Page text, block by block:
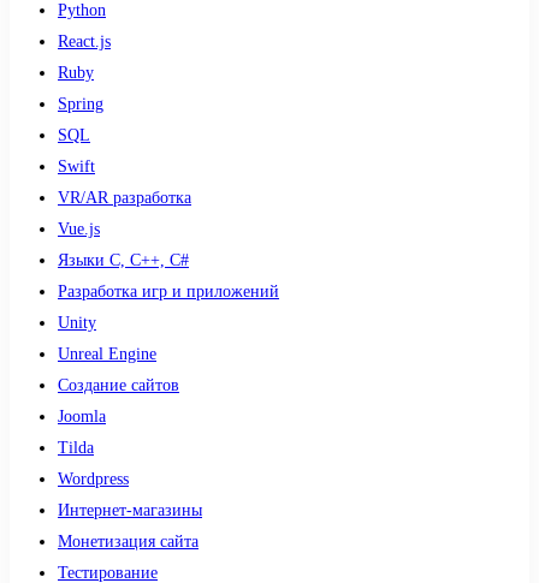
Python
React.js
Ruby
Spring
SQL
Swift
VR/AR разработка
Vue.js
Языки С, С++, С#
Разработка игр и приложений
Unity
Unreal Engine
Создание сайтов
Joomla
Tilda
Wordpress
Интернет-магазины
Монетизация сайта
Тестирование